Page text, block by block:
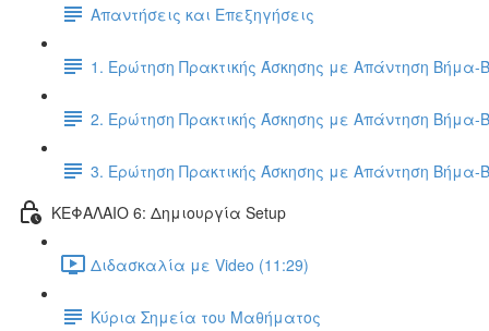
Απαντήσεις και Επεξηγήσεις
1. Ερώτηση Πρακτικής Άσκησης με Απάντηση Βήμα-
2. Ερώτηση Πρακτικής Άσκησης με Απάντηση Βήμα-
3. Ερώτηση Πρακτικής Άσκησης με Απάντηση Βήμα-
ΚΕΦΑΛΑΙΟ 6: Δημιουργία Setup
Διδασκαλία με Video (11:29)
Κύρια Σημεία του Μαθήματος